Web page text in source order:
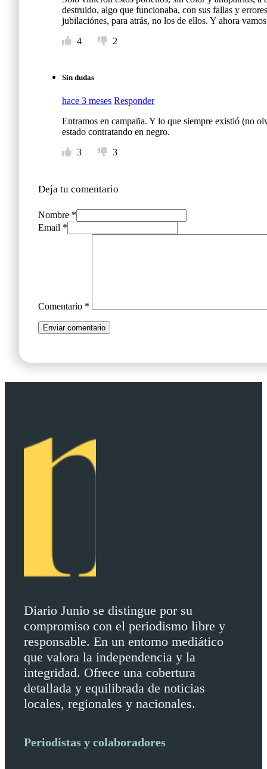
destruido, algo que funcionaba, con sus fallas y
jubilaciónes, para atrás, no los de ellos. Y ahora
4
2
Sin dudas
hace 3 meses Responder
Entramos en campaña. Y lo que siempre existió (no
estado contratando en negro.
3
3
Deja tu comentario
Nombre *
Email *
Comentario *
Diario Junio se distingue por su
compromiso con el periodismo libre y
responsable. En un entorno mediático
que valora la independencia y la
integridad. Ofrece una cobertura
detallada y equilibrada de noticias
locales, regionales y nacionales.
Periodistas y colaboradores